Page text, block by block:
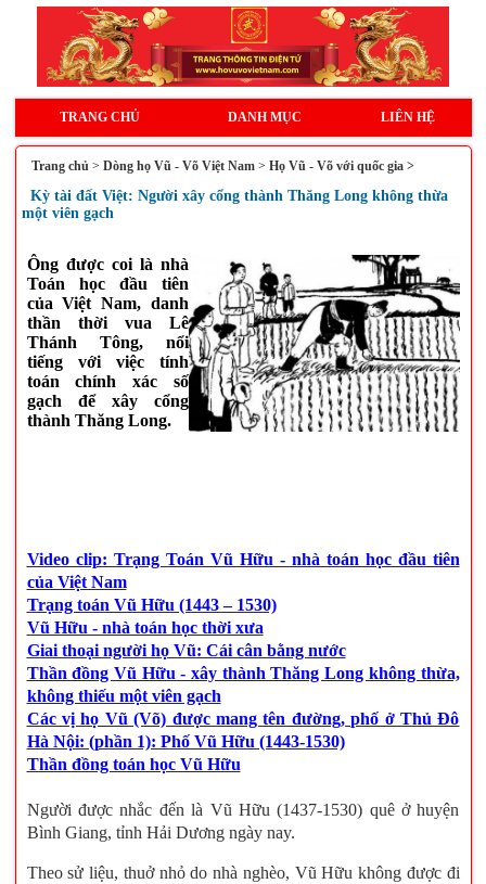
TRANG CHỦ DANH MỤC LIÊN HỆ
Trang chủ > Dòng họ Vũ - Võ Việt Nam> Họ Vũ - Võ với quốc gia >
Kỳ tài đất Việt: Người xây cổng thành Thăng Long không thừa
một viên gạch
Ông được coi là nhà
Toán học đầu tiên
của Việt Nam, danh
thần thời vua Lê
Thánh Tông, nổi
tiếng với việc tính
toán chính xác số
gạch để xây cổng
thành Thăng Long.
Video clip: Trạng Toán Vũ Hữu - nhà toán học đầu tiên
của Việt Nam
Trạng toán Vũ Hữu (1443 – 1530)
Vũ Hữu - nhà toán học thời xưa
Giai thoại người họ Vũ: Cái cân bằng nước
Thần đồng Vũ Hữu - xây thành Thăng Long không thừa,
không thiếu một viên gạch
Các vị họ Vũ (Võ) được mang tên đường, phố ở Thủ Đô
Hà Nội: (phần 1): Phố Vũ Hữu (1443-1530)
Thần đồng toán học Vũ Hữu
Người được nhắc đến là Vũ Hữu (1437-1530) quê ở huyện
Bình Giang, tỉnh Hải Dương ngày nay.
Theo sử liệu, thuở nhỏ do nhà nghèo, Vũ Hữu không được đi